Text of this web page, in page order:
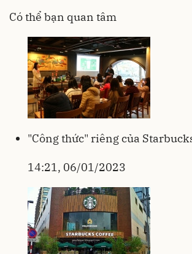
Có thể bạn quan tâm
"Công thức" riêng của
14:21, 06/01/2023